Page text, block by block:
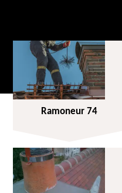
Ramoneur 74